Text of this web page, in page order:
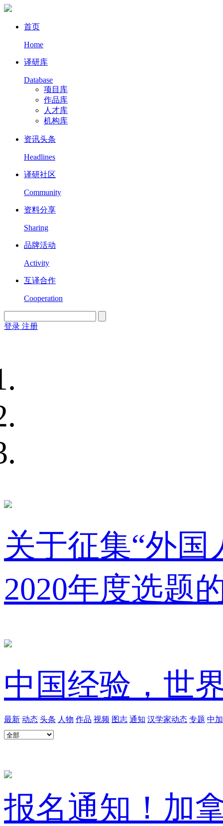
首页
Home
译研库
Database
项目库
作品库
人才库
机构库
资讯头条
Headlines
译研社区
Community
资料分享
Sharing
品牌活动
Activity
互译合作
Cooperation
登录 注册
关于征集“外国
2020年度选题
中国经验，世
最新 动态 头条 人物 作品 视频 图志 通知 汉学家动态 专题 中
报名通知！加